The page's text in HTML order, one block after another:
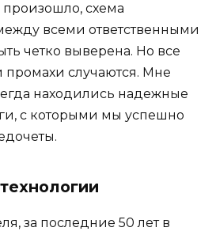
схема
всеми ответственными
четко выверена. Но все
случаются. Мне
находились надежные
с которыми мы успешно
за последние 50 лет в